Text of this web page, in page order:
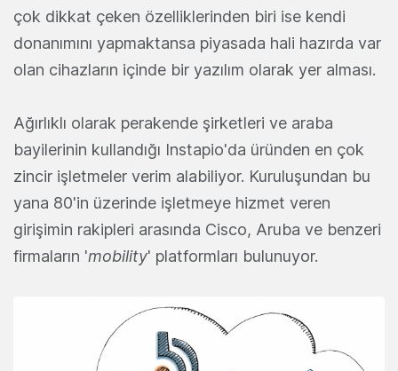
çok dikkat çeken özelliklerinden biri ise kendi
donanımını yapmaktansa piyasada hali hazırda var
olan cihazların içinde bir yazılım olarak yer alması.
Ağırlıklı olarak perakende şirketleri ve araba
bayilerinin kullandığı Instapio'da üründen en çok
zincir işletmeler verim alabiliyor. Kuruluşundan bu
yana 80'in üzerinde işletmeye hizmet veren
girişimin rakipleri arasında Cisco, Aruba ve benzeri
firmaların 'mobility' platformları bulunuyor.